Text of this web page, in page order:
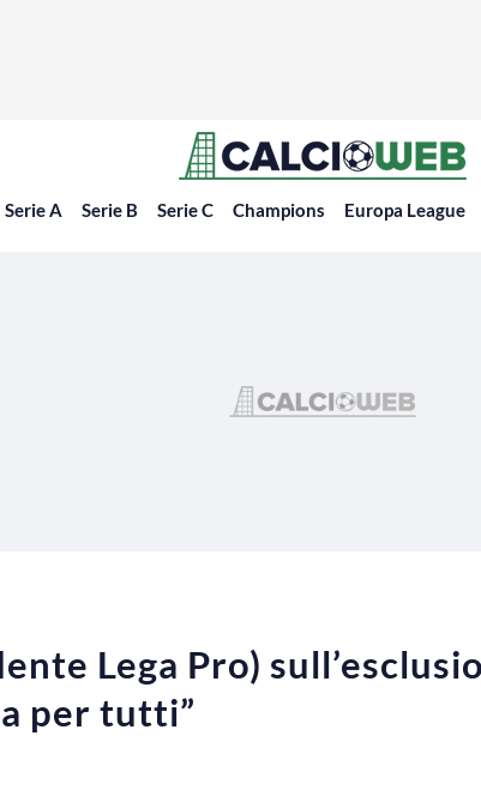
Serie A Serie B Serie C Champions Europa League
Lega Pro)
per tutti”